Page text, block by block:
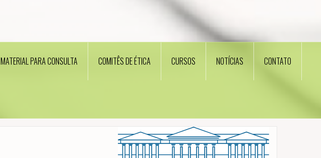
MATERIAL PARA CONSULTA COMITÊS DE ÉTICA CURSOS NOTÍCIAS CONTATO